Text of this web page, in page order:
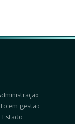
em gestão